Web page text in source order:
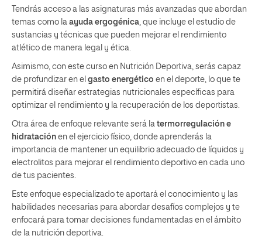
Tendrás acceso a las asignaturas más avanzadas que abordan
temas como la ayuda ergogénica, que incluye el estudio de
sustancias y técnicas que pueden mejorar el rendimiento
atlético de manera legal y ética.
Asimismo, con este curso en Nutrición Deportiva, serás capaz
de profundizar en el gasto energético en el deporte, lo que te
permitirá diseñar estrategias nutricionales específicas para
optimizar el rendimiento y la recuperación de los deportistas.
Otra área de enfoque relevante será la termorregulación e
hidratación en el ejercicio físico, donde aprenderás la
importancia de mantener un equilibrio adecuado de líquidos y
electrolitos para mejorar el rendimiento deportivo en cada uno
de tus pacientes.
Este enfoque especializado te aportará el conocimiento y las
habilidades necesarias para abordar desafíos complejos y te
enfocará para tomar decisiones fundamentadas en el ámbito
de la nutrición deportiva.